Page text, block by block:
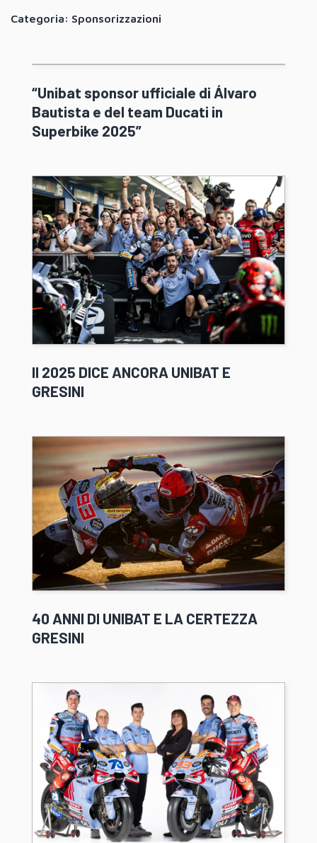
Categoria: Sponsorizzazioni
“Unibat sponsor ufficiale di Álvaro
Bautista e del team Ducati in
Superbike 2025”
Il 2025 DICE ANCORA UNIBAT E
GRESINI
40 ANNI DI UNIBAT E LA CERTEZZA
GRESINI